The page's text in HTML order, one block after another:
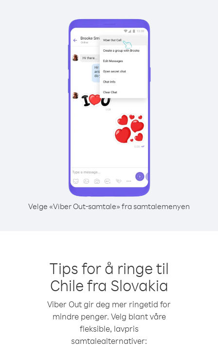
Velge «Viber Out-samtale» fra samtalemenyen
Tips for å ringe til
Chile fra Slovakia
Viber Out gir deg mer ringetid for
mindre penger. Velg blant våre
fleksible, lavpris
samtalealternativer: